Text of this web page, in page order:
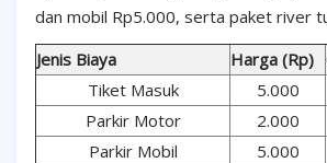
dan mobil Rp5.000, serta paket river
Jenis Biaya
Harga (Rp)
Tiket Masuk
5.000
Parkir Motor
2.000
Parkir Mobil
5.000